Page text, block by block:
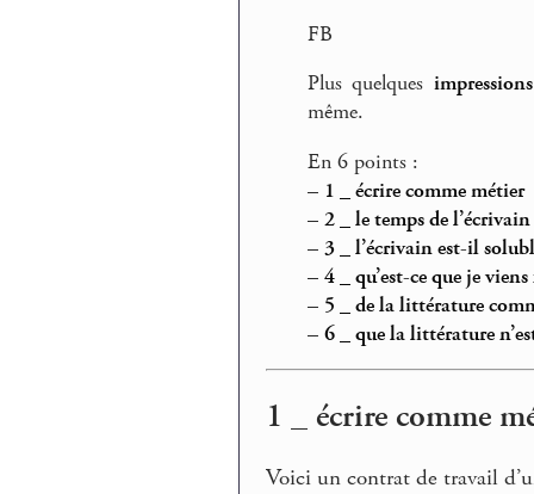
FB
Plus quelques
même.
En 6 points :
– 1 _ écrire comme métier
– 2 _ le temps de l’écrivain
– 3 _ l’écrivain est-il
– 4 _ qu’est-ce que je
– 5 _ de la littérature
– 6 _ que la littérature
1 _ écrire comme
Voici un contrat de travail